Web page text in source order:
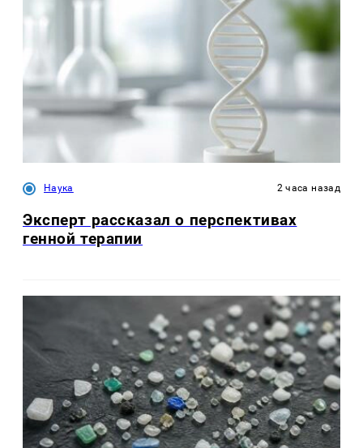
Наука 2 часа назад
Эксперт рассказал о перспективах
генной терапии